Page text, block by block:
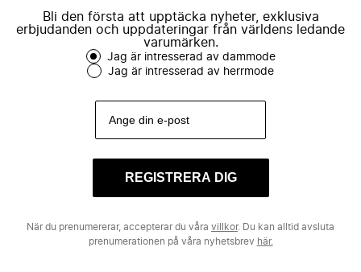
Bli den första att upptäcka nyheter, exklusiva
erbjudanden och uppdateringar från världens ledande
varumärken.
Jag är intresserad av dammode
Jag är intresserad av herrmode
REGISTRERA DIG
När du prenumererar, accepterar du våra villkor. Du kan alltid avsluta
prenumerationen på våra nyhetsbrev här.